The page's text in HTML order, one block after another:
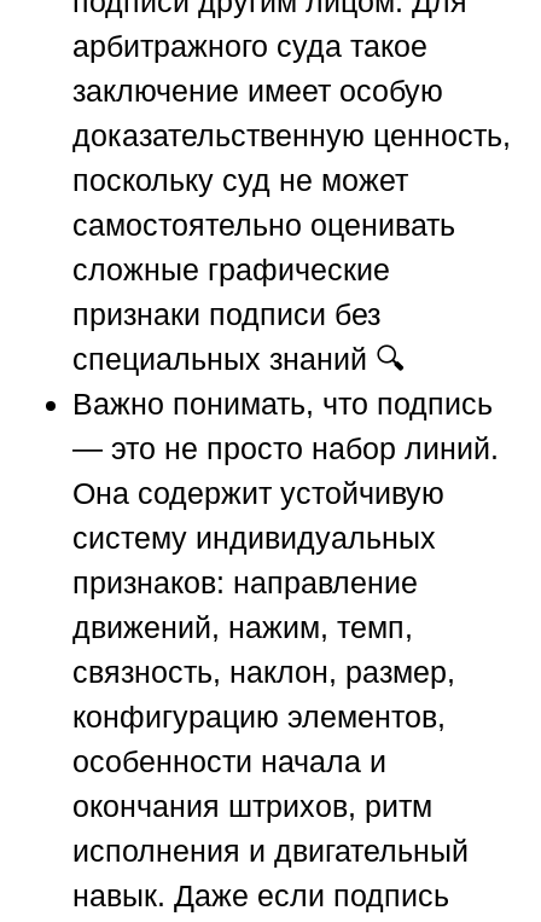
арбитражного суда такое
заключение имеет особую
доказательственную ценность,
поскольку суд не может
самостоятельно оценивать
сложные графические
признаки подписи без
специальных знаний 🔍
Важно понимать, что подпись
— это не просто набор линий.
Она содержит устойчивую
систему индивидуальных
признаков: направление
движений, нажим, темп,
связность, наклон, размер,
конфигурацию элементов,
особенности начала и
окончания штрихов, ритм
исполнения и двигательный
навык. Даже если подпись